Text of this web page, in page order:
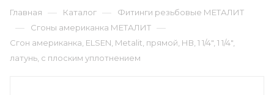
Главная — Каталог — Фитинги резьбовые МЕТАЛИТ
— Сгоны американка МЕТАЛИТ —
Сгон американка, ELSEN, Metalit, прямой, НВ, 1 1/4", 1 1/4",
латунь, с плоским уплотнением